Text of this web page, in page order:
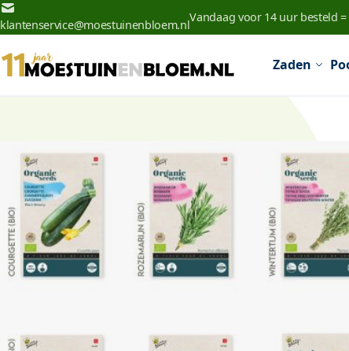
Ga naar de inhoud
klantenservice@moestuinenbloem.nl
Vandaag voor 14 uur besteld
Zaden